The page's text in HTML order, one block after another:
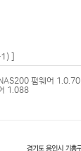
]
펌웨어 1.0.70
1.088